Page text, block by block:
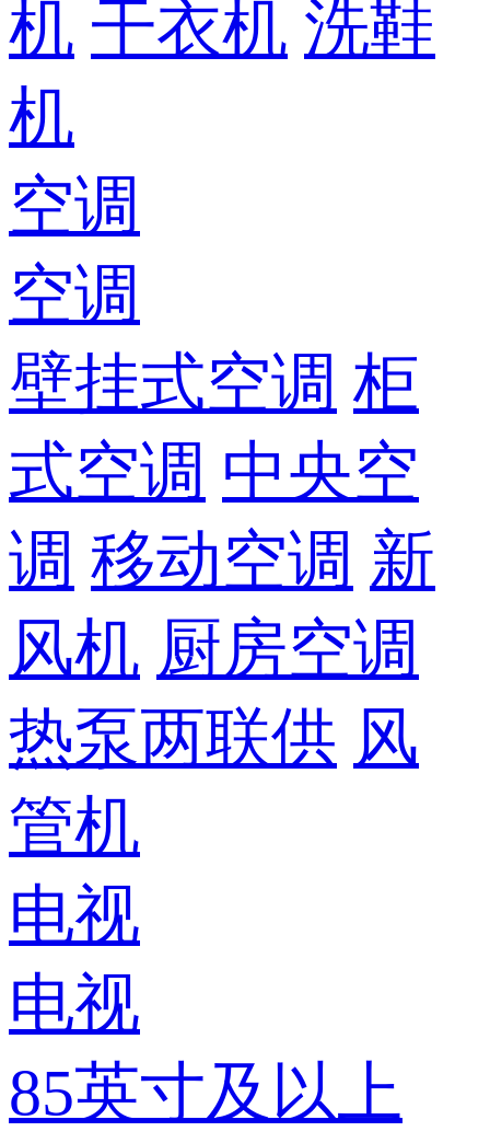
机 干衣机 洗鞋
机
空调
空调
壁挂式空调 柜
式空调 中央空
调 移动空调 新
风机 厨房空调
热泵两联供 风
管机
电视
电视
85英寸及以上